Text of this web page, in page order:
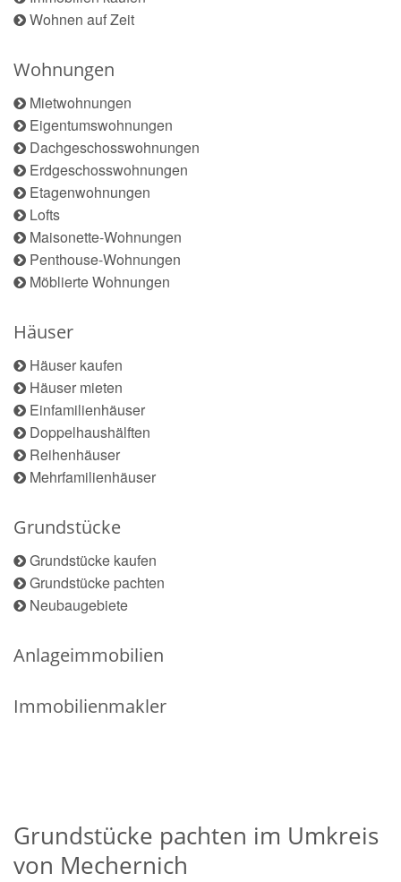
Wohnen auf Zeit
Wohnungen
Mietwohnungen
Eigentumswohnungen
Dachgeschosswohnungen
Erdgeschosswohnungen
Etagenwohnungen
Lofts
Maisonette-Wohnungen
Penthouse-Wohnungen
Möblierte Wohnungen
Häuser
Häuser kaufen
Häuser mieten
Einfamilienhäuser
Doppelhaushälften
Reihenhäuser
Mehrfamilienhäuser
Grundstücke
Grundstücke kaufen
Grundstücke pachten
Neubaugebiete
Anlageimmobilien
Immobilienmakler
Grundstücke pachten im Umkreis
von Mechernich